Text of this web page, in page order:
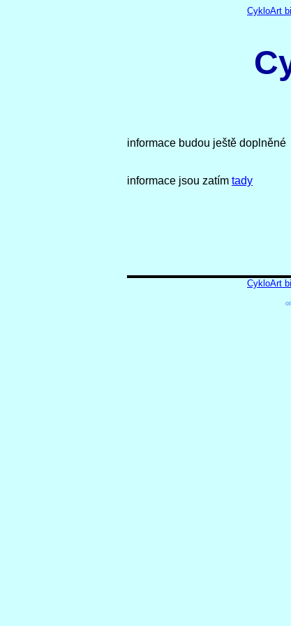
CykloArt
informace budou ještě doplněné
informace jsou zatím tady
CykloArt